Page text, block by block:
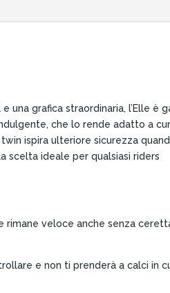
una grafica straordinaria, l’Elle è
che lo rende adatto a
ispira ulteriore sicurezza
scelta ideale per qualsiasi riders
rimane veloce anche senza
e non ti prenderà a calci in